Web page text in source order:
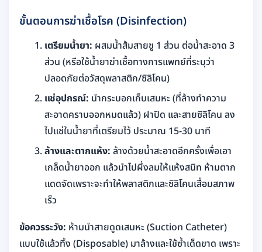
ขั้นตอนการฆ่าเชื้อโรค (Disinfection)
เตรียมน้ำยา: ผสมน้ำส้มสายชู 1 ส่วน ต่อน้ำสะอาด 3
ส่วน (หรือใช้น้ำยาฆ่าเชื้อทางการแพทย์ที่ระบุว่า
ปลอดภัยต่อวัสดุพลาสติก/ซิลิโคน)
แช่อุปกรณ์: นำกระบอกเก็บเสมหะ (ที่ล้างทำความ
สะอาดคราบออกหมดแล้ว) ฝาปิด และสายซิลิโคน ลง
ไปแช่ในน้ำยาที่เตรียมไว้ ประมาณ 15-30 นาที
ล้างและตากแห้ง: ล้างด้วยน้ำสะอาดอีกครั้งเพื่อเอา
เกล็ดน้ำยาออก แล้วนำไปผึ่งลมให้แห้งสนิท ห้ามตาก
แดดจัดเพราะจะทำให้พลาสติกและซิลิโคนเสื่อมสภาพ
เร็ว
ข้อควรระวัง: ห้ามนำสายดูดเสมหะ (Suction Catheter)
แบบใช้แล้วทิ้ง (Disposable) มาล้างและใช้ซ้ำเด็ดขาด เพราะ